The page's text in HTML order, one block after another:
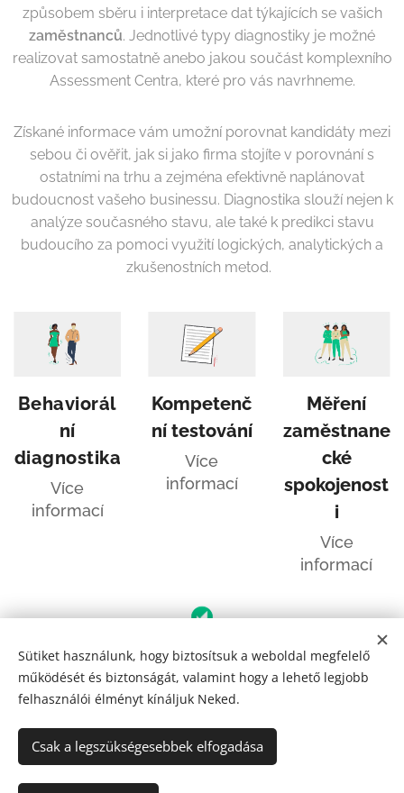
způsobem sběru i interpretace dat týkajících se vašich
zaměstnanců. Jednotlivé typy diagnostiky je možné
realizovat samostatně anebo jakou součást komplexního
Assessment Centra, které pro vás navrhneme.
Získané informace vám umožní porovnat kandidáty mezi
sebou či ověřit, jak si jako firma stojíte v porovnání s
ostatními na trhu a zejména efektivně naplánovat
budoucnost vašeho businessu. Diagnostika slouží nejen k
analýze současného stavu, ale také k predikci stavu
budoucího za pomoci využití logických, analytických a
zkušenostních metod.
Behaviorál
ní
diagnostika
Více
informací
Kompetenč
ní testování
Více
informací
Měření
zaměstnane
cké
spokojenost
i
Více
informací
© 2024 UpGrow | Všechna práva vyhrazena.
Sütik
Sütiket használunk, hogy biztosítsuk a weboldal megfelelő
működését és biztonságát, valamint hogy a lehető legjobb
felhasználói élményt kínáljuk Neked.
Csak a legszükségesebbek elfogadása